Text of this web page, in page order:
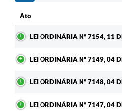
Ato
LEI ORDINÁRIA Nº 7154, 11
LEI ORDINÁRIA Nº 7149, 04
LEI ORDINÁRIA Nº 7148, 04
LEI ORDINÁRIA Nº 7147, 04